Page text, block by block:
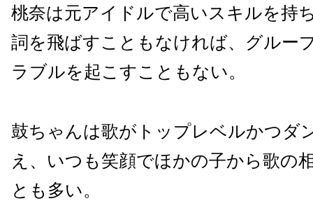
桃奈は元アイドルで高いスキルを持
詞を飛ばすこともなければ、グルー
ラブルを起こすこともない。
鼓ちゃんは歌がトップレベルかつダ
え、いつも笑顔でほかの子から歌の
とも多い。